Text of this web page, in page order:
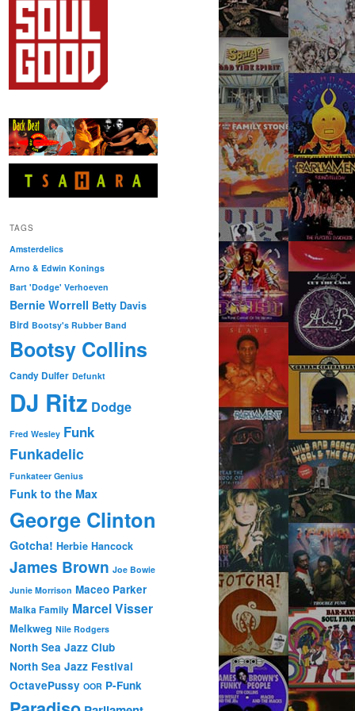
TAGS
Amsterdelics
Arno & Edwin Konings
Bart 'Dodge' Verhoeven
Bernie Worrell Betty Davis
Bird Bootsy's Rubber Band
Bootsy Collins
Candy Dulfer Defunkt
DJ Ritz Dodge
Fred Wesley Funk
Funkadelic
Funkateer Genius
Funk to the Max
George Clinton
Gotcha! Herbie Hancock
James Brown Joe Bowie
Junie Morrison Maceo Parker
Malka Family Marcel Visser
Melkweg Nile Rodgers
North Sea Jazz Club
North Sea Jazz Festival
OctavePussy OOR P-Funk